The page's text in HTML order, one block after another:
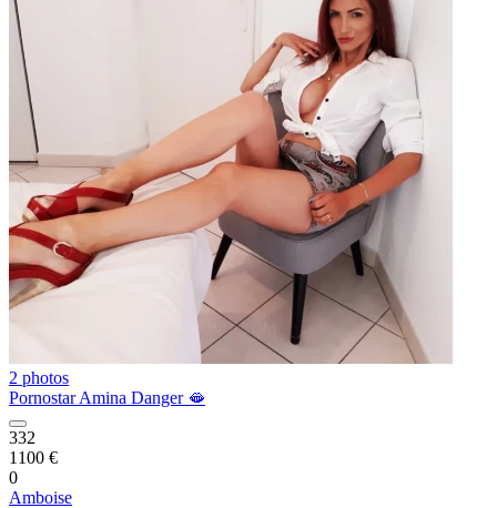
2 photos
Pornostar Amina Danger 🫦
332
1100 €
0
Amboise